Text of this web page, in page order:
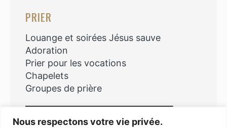
Nous respectons votre vie privée.
PRIER
Louange et soirées Jésus sauve
Adoration
Prier pour les vocations
Chapelets
Groupes de prière